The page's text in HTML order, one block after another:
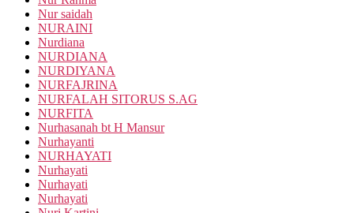
Nur saidah
NURAINI
Nurdiana
NURDIANA
NURDIYANA
NURFAJRINA
NURFALAH SITORUS S.AG
NURFITA
Nurhasanah bt H Mansur
Nurhayanti
NURHAYATI
Nurhayati
Nurhayati
Nurhayati